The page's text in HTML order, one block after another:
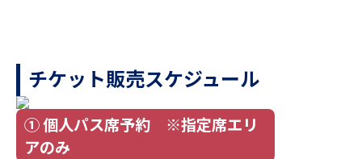
チケット販売スケジュール
① 個人パス席予約 ※指定席エリ
アのみ